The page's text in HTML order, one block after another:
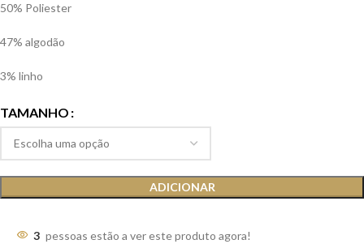
50% Poliester
47% algodão
3% linho
TAMANHO
ADICIONAR
3 pessoas estão a ver este produto agora!